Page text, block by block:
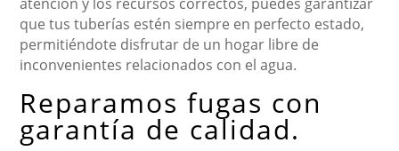
que tus tuberías estén siempre en perfecto estado,
permitiéndote disfrutar de un hogar libre de
inconvenientes relacionados con el agua.
Reparamos fugas con
garantía de calidad.